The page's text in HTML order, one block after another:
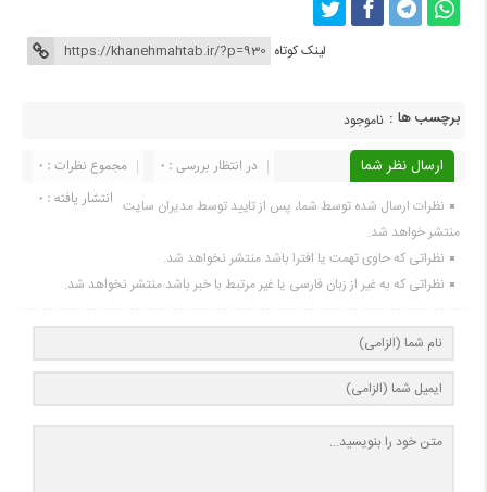
لینک کوتاه
برچسب ها : ناموجود
ارسال نظر شما مجموع نظرات : 0
در انتظار بررسی : 0
انتشار یافته : 0 نظرات ارسال شده توسط شما، پس از تایید توسط مدیران سایت
منتشر خواهد شد.
نظراتی که حاوی تهمت یا افترا باشد منتشر نخواهد شد.
نظراتی که به غیر از زبان فارسی یا غیر مرتبط با خبر باشد منتشر نخواهد شد.